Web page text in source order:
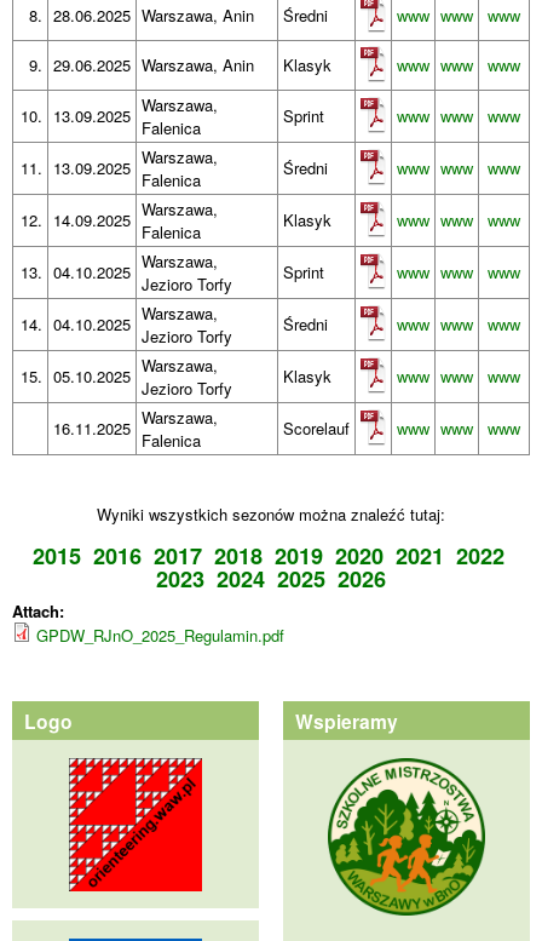
8. 28.06.2025 Warszawa, Anin Średni www www www
9. 29.06.2025 Warszawa, Anin Klasyk www www www
10. 13.09.2025 Warszawa,
Falenica
Sprint www www www
11. 13.09.2025 Warszawa,
Falenica
Średni www www www
12. 14.09.2025 Warszawa,
Falenica
Klasyk www www www
13. 04.10.2025 Warszawa,
Jezioro Torfy
Sprint www www www
14. 04.10.2025 Warszawa,
Jezioro Torfy
Średni www www www
15. 05.10.2025 Warszawa,
Jezioro Torfy
Klasyk www www www
16.11.2025 Warszawa,
Falenica
Scorelauf www www www
Wyniki wszystkich sezonów można znaleźć tutaj:
2015 2016 2017 2018 2019 2020 2021 2022
2023 2024 2025 2026
Attach:
GPDW_RJnO_2025_Regulamin.pdf
Logo Wspieramy